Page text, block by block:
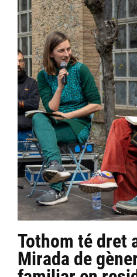
Tothom té dret
Mirada de